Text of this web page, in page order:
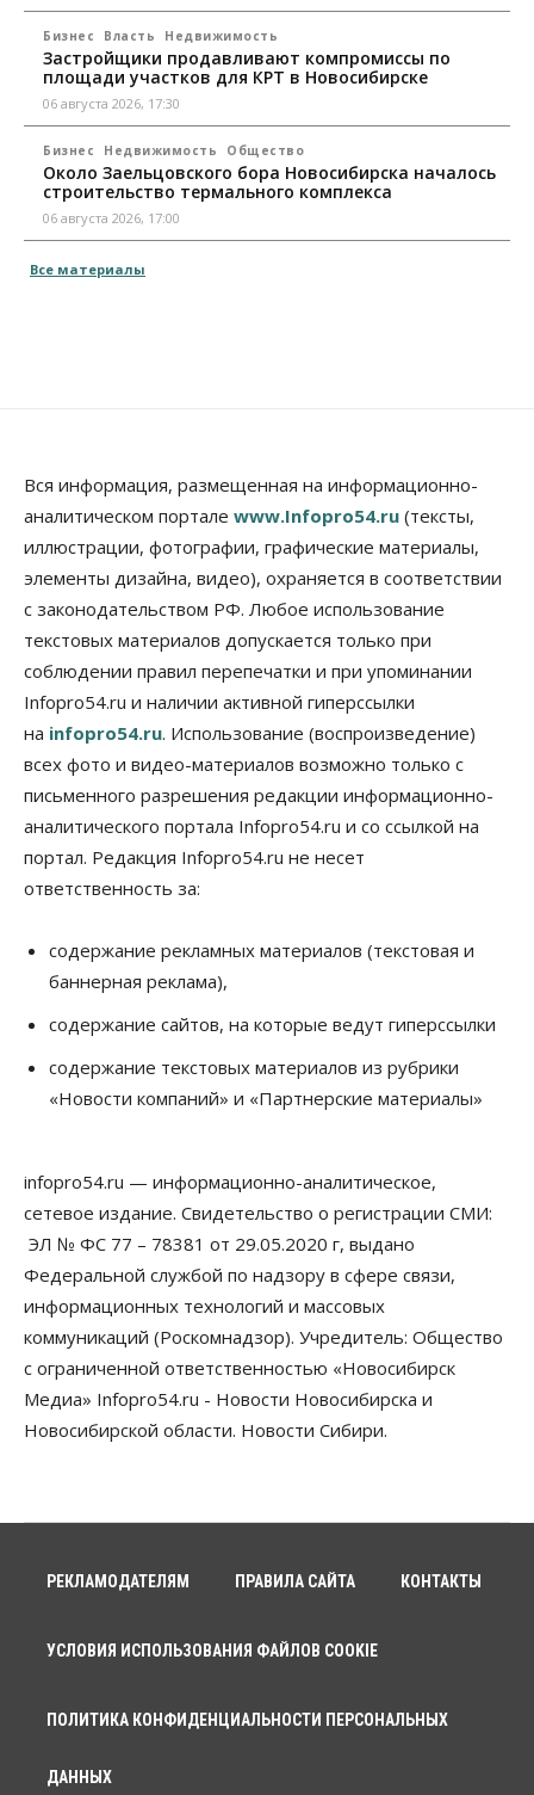
Бизнес Власть Недвижимость
Застройщики продавливают компромиссы по
площади участков для КРТ в Новосибирске
06 августа 2026, 17:30
Бизнес Недвижимость Общество
Около Заельцовского бора Новосибирска началось
строительство термального комплекса
06 августа 2026, 17:00
Все материалы
Вся информация, размещенная на информационно-
аналитическом портале www.Infopro54.ru (тексты,
иллюстрации, фотографии, графические материалы,
элементы дизайна, видео), охраняется в соответствии
с законодательством РФ. Любое использование
текстовых материалов допускается только при
соблюдении правил перепечатки и при упоминании
Infopro54.ru и наличии активной гиперссылки
на infopro54.ru. Использование (воспроизведение)
всех фото и видео-материалов возможно только с
письменного разрешения редакции информационно-
аналитического портала Infopro54.ru и со ссылкой на
портал. Редакция Infopro54.ru не несет
ответственность за:
содержание рекламных материалов (текстовая и
баннерная реклама),
содержание сайтов, на которые ведут гиперссылки
содержание текстовых материалов из рубрики
«Новости компаний» и «Партнерские материалы»
infopro54.ru — информационно-аналитическое,
сетевое издание. Свидетельство о регистрации СМИ:
ЭЛ № ФС 77 – 78381 от 29.05.2020 г, выдано
Федеральной службой по надзору в сфере связи,
информационных технологий и массовых
коммуникаций (Роскомнадзор). Учредитель: Общество
с ограниченной ответственностью «Новосибирск
Медиа» Infopro54.ru - Новости Новосибирска и
Новосибирской области. Новости Сибири.
РЕКЛАМОДАТЕЛЯМ ПРАВИЛА САЙТА КОНТАКТЫ
УСЛОВИЯ ИСПОЛЬЗОВАНИЯ ФАЙЛОВ COOKIE
ПОЛИТИКА КОНФИДЕНЦИАЛЬНОСТИ ПЕРСОНАЛЬНЫХ
ДАННЫХ